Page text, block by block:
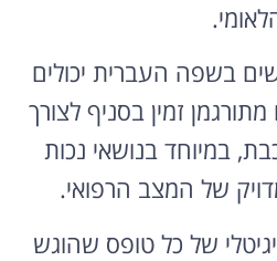
בשפה העברית יכולים
זמין בסניף לצורך
במיוחד בנושאי נכות
של המצב הרפואי.
של כל טופס שהוגש